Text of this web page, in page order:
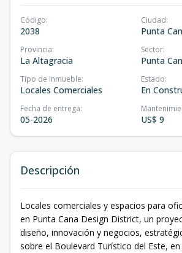
Código:
2038
Ciudad:
Punta
Provincia:
La Altagracia
Sector:
Punta
Tipo de inmueble:
Locales Comerciales
Estado:
En
Fecha de entrega:
05-2026 US$ 9
Descripción
Locales comerciales y espacios para
en Punta Cana Design District, un
diseño, innovación y negocios,
sobre el Boulevard Turístico del Este,